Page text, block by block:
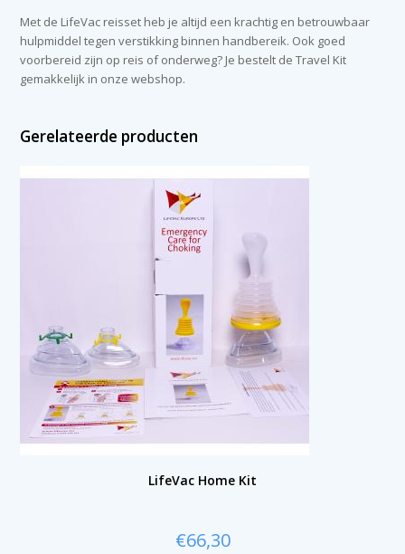
Met de LifeVac reisset heb je altijd een krachtig en betrouwbaar
hulpmiddel tegen verstikking binnen handbereik. Ook goed
voorbereid zijn op reis of onderweg? Je bestelt de Travel Kit
gemakkelijk in onze webshop.
Gerelateerde producten
LifeVac Home Kit
€66,30